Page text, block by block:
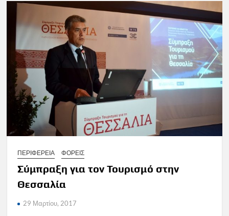
ΠΕΡΙΦΕΡΕΙΑ ΦΟΡΕΙΣ
Σύμπραξη για τον Τουρισμό στην
Θεσσαλία
29 Μαρτίου, 2017